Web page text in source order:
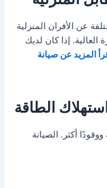
عن الأفران المنزلية
إذا كان لديك
المزيد عن صيانة
الطاقة
أكثر. الصيانة